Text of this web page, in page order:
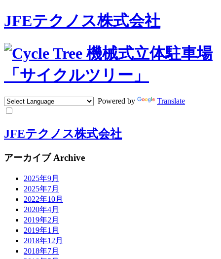
JFEテクノス株式会社
Powered by Translate
JFEテクノス株式会社
アーカイブ Archive
2025年9月
2025年7月
2022年10月
2020年4月
2019年2月
2019年1月
2018年12月
2018年7月